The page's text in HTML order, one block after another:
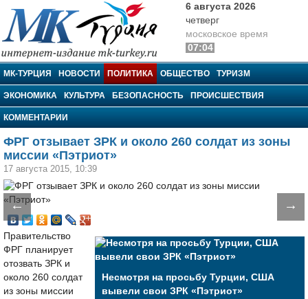
МК-Турция
6 августа 2026
четверг
московское время
07:04
МК-ТУРЦИЯ НОВОСТИ ПОЛИТИКА ОБЩЕСТВО ТУРИЗМ
ЭКОНОМИКА КУЛЬТУРА БЕЗОПАСНОСТЬ ПРОИСШЕСТВИЯ
КОММЕНТАРИИ
ФРГ отзывает ЗРК и около 260 солдат из зоны
миссии «Пэтриот»
17 августа 2015, 10:39
← →
Несмотря на просьбу Турции, США
вывели свои ЗРК «Пэтриот»
Правительство
ФРГ планирует
отозвать ЗРК и
около 260 солдат
из зоны миссии